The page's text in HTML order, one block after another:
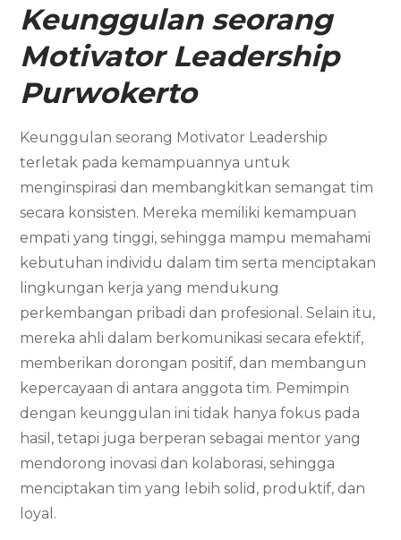
Keunggulan seorang
Motivator Leadership
Purwokerto
Keunggulan seorang Motivator Leadership
terletak pada kemampuannya untuk
menginspirasi dan membangkitkan semangat tim
secara konsisten. Mereka memiliki kemampuan
empati yang tinggi, sehingga mampu memahami
kebutuhan individu dalam tim serta menciptakan
lingkungan kerja yang mendukung
perkembangan pribadi dan profesional. Selain itu,
mereka ahli dalam berkomunikasi secara efektif,
memberikan dorongan positif, dan membangun
kepercayaan di antara anggota tim. Pemimpin
dengan keunggulan ini tidak hanya fokus pada
hasil, tetapi juga berperan sebagai mentor yang
mendorong inovasi dan kolaborasi, sehingga
menciptakan tim yang lebih solid, produktif, dan
loyal.